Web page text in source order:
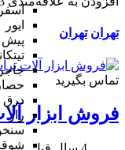
ایور
پیش
درق
راز
تهران تهران
تماس بگیرید
فروش ابزار